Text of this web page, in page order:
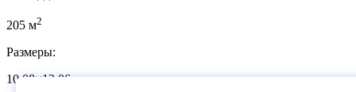
205 м2
Размеры:
10.08×12.06м